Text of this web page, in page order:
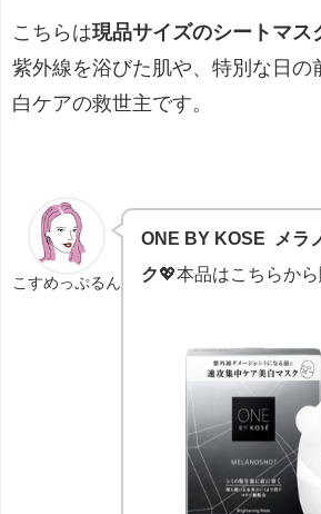
こちらは現品サイズのシートマス
紫外線を浴びた肌や、特別な日の
白ケアの救世主です。
こすめっぷるん
ONE BY KOSE メラ
ク💖本品はこちらか